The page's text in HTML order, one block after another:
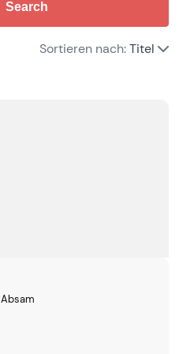
Search
Sortieren nach:Titel
Absam